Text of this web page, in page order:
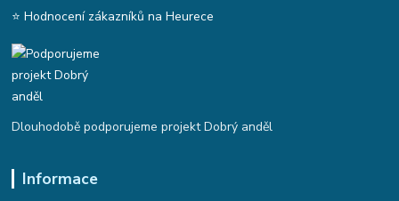
⭐ Hodnocení zákazníků na Heurece
Dlouhodobě podporujeme projekt Dobrý anděl
Informace